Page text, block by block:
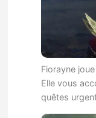
Fiorayne
Elle vous
quêtes